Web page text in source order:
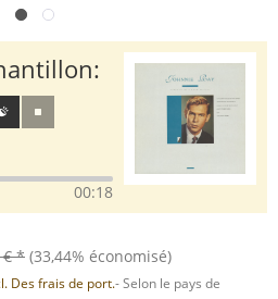
00:18
€ * (33,44% économisé)
Des frais de port.- Selon le pays de